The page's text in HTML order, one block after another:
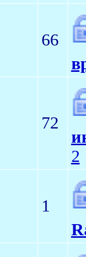
66
72
2
1